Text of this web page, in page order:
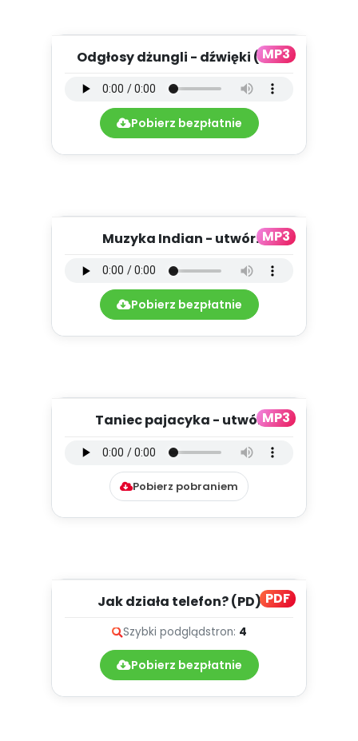
MP3
Odgłosy dżungli - dźwięki (PD,
Pobierz bezpłatnie
MP3
Muzyka Indian - utwór
Pobierz bezpłatnie
MP3
Taniec pajacyka - utwór
Pobierz pobraniem
PDF
Jak działa telefon? (PD)
Szybki podglądstron: 4
Pobierz bezpłatnie